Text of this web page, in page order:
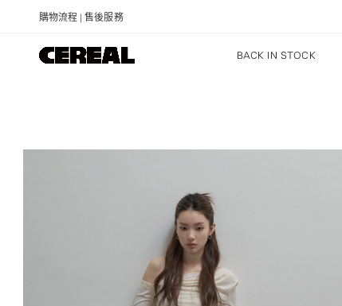
購物流程 | 售後服務
BACK IN STOCK
PRICE: LOW TO HIGH
PRICE: HIGH TO LOW
DISCOUNT: HIGH TO LOW